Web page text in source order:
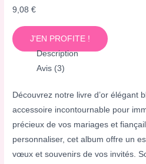
9,08€
J'EN PROFITE !
Description
Avis (3)
Découvrez notre livre d’or élégant
accessoire incontournable pour
précieux de vos mariages et
personnaliser, cet album offre un
vœux et souvenirs de vos invités.